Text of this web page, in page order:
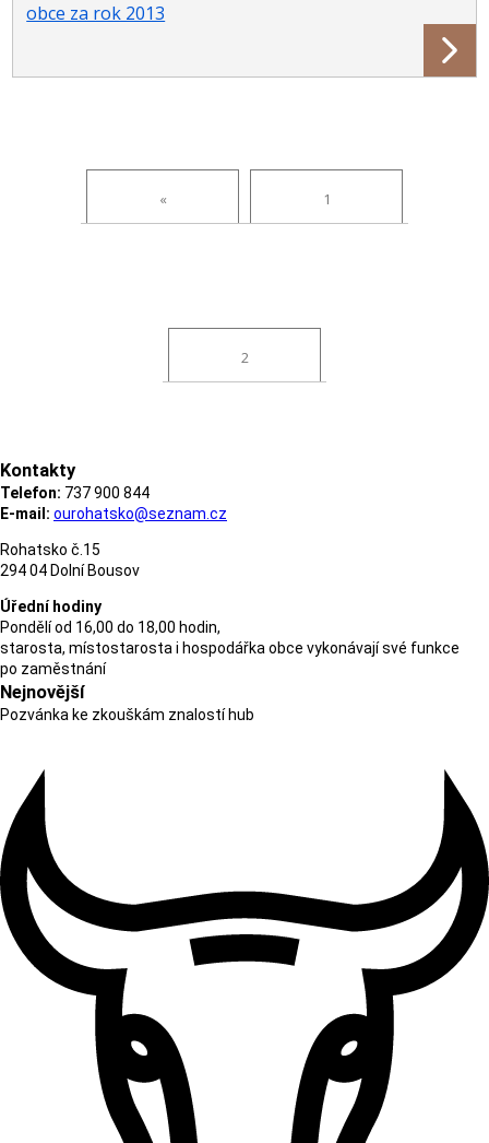
obce za rok 2013
« 1
2
Kontakty
Telefon: 737 900 844
E-mail: ourohatsko@seznam.cz
Rohatsko č.15
294 04 Dolní Bousov
Úřední hodiny
Pondělí od 16,00 do 18,00 hodin,
starosta, místostarosta i hospodářka obce vykonávají své funkce
po zaměstnání
Nejnovější
Pozvánka ke zkouškám znalostí hub